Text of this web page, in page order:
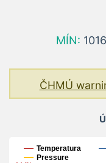
MÍN:
ČHMÚ
Temperatura
Pressure